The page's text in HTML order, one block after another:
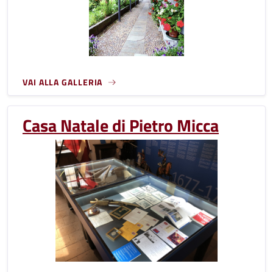
VAI ALLA GALLERIA
Casa Natale di Pietro Micca